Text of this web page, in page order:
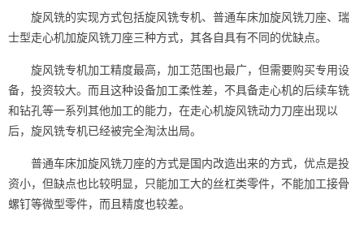
旋风铣的实现方式包括旋风铣专机、普通车床加旋风铣刀座、瑞
士型走心机加旋风铣刀座三种方式，其各自具有不同的优缺点。
旋风铣专机加工精度最高，加工范围也最广，但需要购买专用设
备，投资较大。而且这种设备加工柔性差，不具备走心机的后续车铣
和钻孔等一系列其他加工的能力，在走心机旋风铣动力刀座出现以
后，旋风铣专机已经被完全淘汰出局。
普通车床加旋风铣刀座的方式是国内改造出来的方式，优点是投
资小，但缺点也比较明显，只能加工大的丝杠类零件，不能加工接骨
螺钉等微型零件，而且精度也较差。